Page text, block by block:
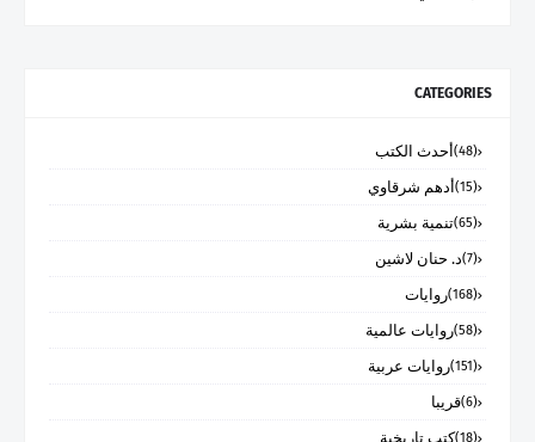
CATEGORIES
أحدث الكتب (48)
أدهم شرقاوي (15)
تنمية بشرية (65)
د. حنان لاشين (7)
روايات (168)
روايات عالمية (58)
روايات عربية (151)
قريبا (6)
كتب تاريخية (18)